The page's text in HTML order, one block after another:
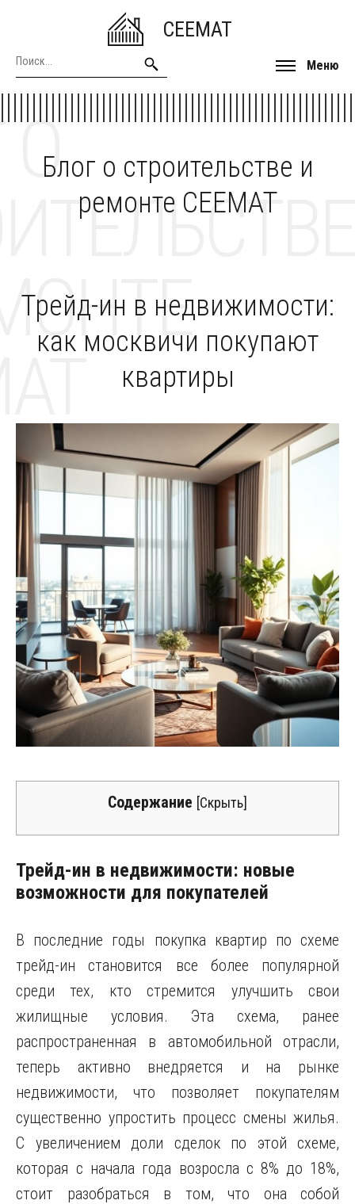
CEEMAT
Меню
Блог о строительстве и
ремонте CEEMAT
О
Трейд-ин в недвижимости:
как москвичи покупают
квартиры
Содержание [Скрыть]
Трейд-ин в недвижимости: новые
возможности для покупателей
В последние годы покупка квартир по схеме
трейд-ин становится все более популярной
среди тех, кто стремится улучшить свои
жилищные условия. Эта схема, ранее
распространенная в автомобильной отрасли,
теперь активно внедряется и на рынке
недвижимости, что позволяет покупателям
существенно упростить процесс смены жилья.
С увеличением доли сделок по этой схеме,
которая с начала года возросла с 8% до 18%,
стоит разобраться в том, что она собой